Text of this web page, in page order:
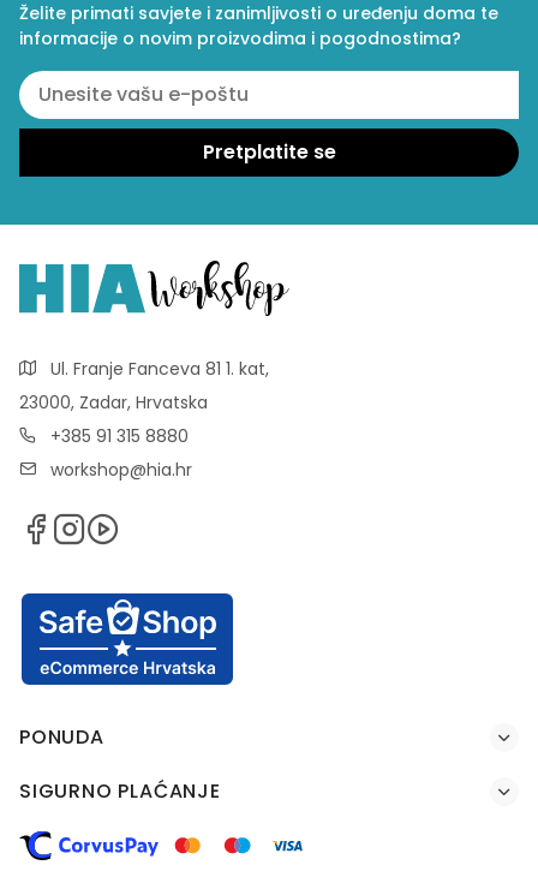
Želite primati savjete i zanimljivosti o uređenju doma te
informacije o novim proizvodima i pogodnostima?
Ul. Franje Fanceva 81 1. kat,
23000, Zadar, Hrvatska
+385 91 315 8880
workshop@hia.hr
PONUDA
SIGURNO PLAĆANJE